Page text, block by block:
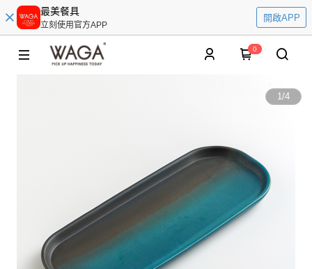
最美餐具
立刻使用官方APP
開啟APP
0
1/4